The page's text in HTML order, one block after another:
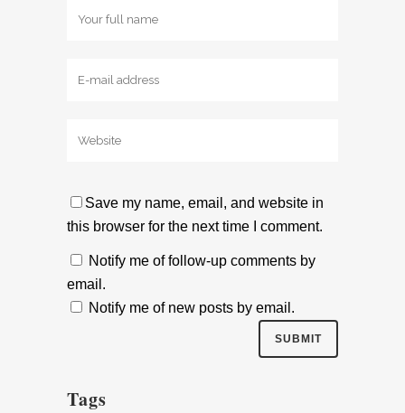
Save my name, email, and website in
this browser for the next time I comment.
Notify me of follow-up comments by
email.
Notify me of new posts by email.
Tags